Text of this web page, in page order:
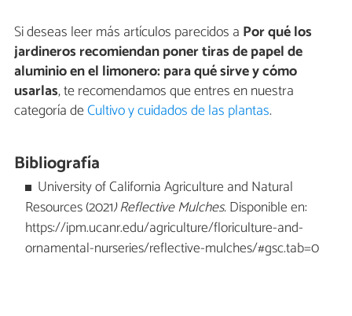
Si deseas leer más artículos parecidos a Por qué los
jardineros recomiendan poner tiras de papel de
aluminio en el limonero: para qué sirve y cómo
usarlas, te recomendamos que entres en nuestra
categoría deCultivo y cuidados de las plantas.
Bibliografía
University of California Agriculture and Natural
Resources (2021) Reflective Mulches.Disponible en:
https://ipm.ucanr.edu/agriculture/floriculture-and-
ornamental-nurseries/reflective-mulches/#gsc.tab=0